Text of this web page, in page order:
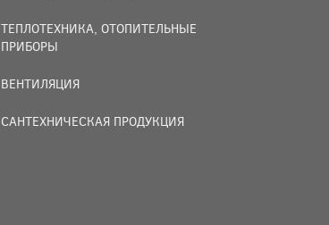
ТЕПЛОТЕХНИКА, ОТОПИТЕЛЬНЫЕ
ПРИБОРЫ
ВЕНТИЛЯЦИЯ
САНТЕХНИЧЕСКАЯ ПРОДУКЦИЯ